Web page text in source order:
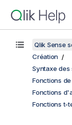
Qlik Sense
Création
Syntaxe
Fonctions
Fonctions
Fonctions t-